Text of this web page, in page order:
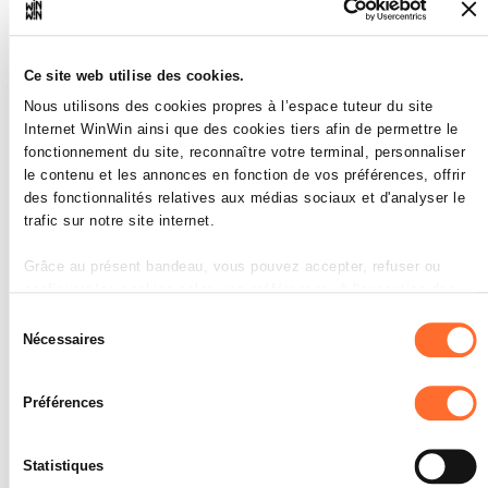
Ce site web utilise des cookies.
Nous utilisons des cookies propres à l’espace tuteur du site
Internet WinWin ainsi que des cookies tiers afin de permettre le
fonctionnement du site, reconnaître votre terminal, personnaliser
le contenu et les annonces en fonction de vos préférences, offrir
des fonctionnalités relatives aux médias sociaux et d'analyser le
trafic sur notre site internet.
Grâce au présent bandeau, vous pouvez accepter, refuser ou
description des différents cookies est accessible sous l’onglet «
Il est précisé que la navigation sur le site et certaines
personnalisation de l’affichage du site) peuvent être affectées en
duNécessaires
Préférences
Statistiques
poste de travail indiqué sous les
aspects de la sécurité.
cycle de travail indiqué sous les
aspects de la sécurité.
SOCLES
Les descriptions étaient correctes.
L'évaluation était correcte.
L'apprenti est capable de se